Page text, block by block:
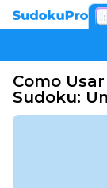
Como
Sudoku: